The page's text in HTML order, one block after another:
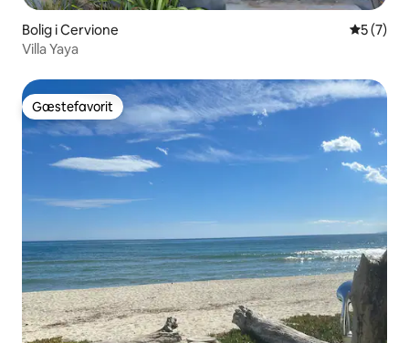
Bolig i Cervione 5 ud af 5
5 (7)
Villa Yaya
Gæstefavorit
Gæstefavorit